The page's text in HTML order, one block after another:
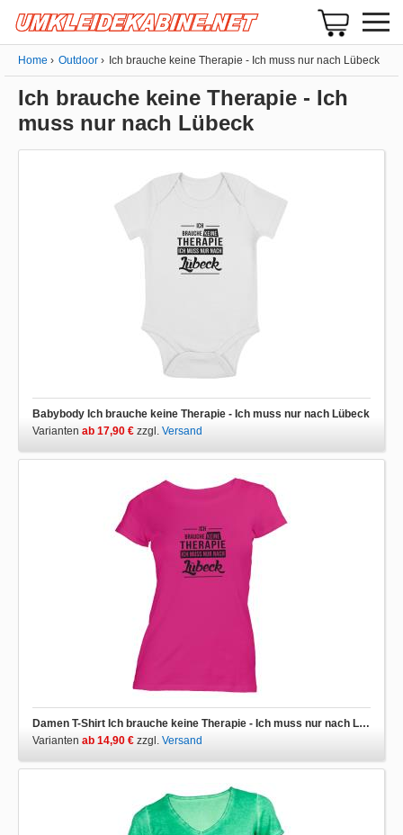
Home Outdoor Ich brauche keine Therapie - Ich muss nur nach Lübeck
Ich brauche keine Therapie - Ich
muss nur nach Lübeck
Babybody Ich brauche keine Therapie - Ich muss nur nach Lübeck
Varianten ab 17,90 € zzgl. Versand
Damen T-Shirt Ich brauche keine Therapie - Ich muss nur nach Lübeck
Varianten ab 14,90 € zzgl. Versand